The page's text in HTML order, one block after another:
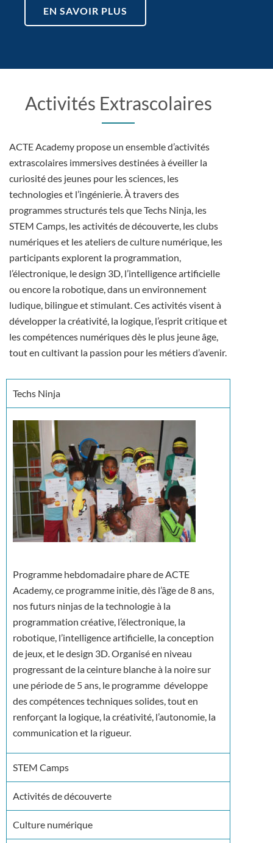
EN SAVOIR PLUS
Activités Extrascolaires
ACTE Academy propose un ensemble d’activités
extrascolaires immersives destinées à éveiller la
curiosité des jeunes pour les sciences, les
technologies et l’ingénierie. À travers des
programmes structurés tels que Techs Ninja, les
STEM Camps, les activités de découverte, les clubs
numériques et les ateliers de culture numérique, les
participants explorent la programmation,
l’électronique, le design 3D, l’intelligence artificielle
ou encore la robotique, dans un environnement
ludique, bilingue et stimulant. Ces activités visent à
développer la créativité, la logique, l’esprit critique et
les compétences numériques dès le plus jeune âge,
tout en cultivant la passion pour les métiers d’avenir.
Techs Ninja
Programme hebdomadaire phare de ACTE
Academy, ce programme initie, dès l’âge de 8 ans,
nos futurs ninjas de la technologie à la
programmation créative, l’électronique, la
robotique, l’intelligence artificielle, la conception
de jeux, et le design 3D. Organisé en niveau
progressant de la ceinture blanche à la noire sur
une période de 5 ans, le programme développe
des compétences techniques solides, tout en
renforçant la logique, la créativité, l’autonomie, la
communication et la rigueur.
STEM Camps
Activités de découverte
Culture numérique